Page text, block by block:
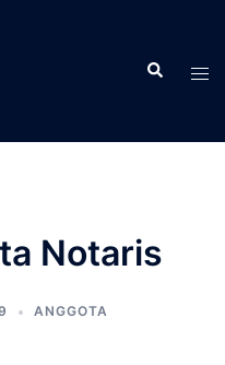
Search
Notaris
ANGGOTA